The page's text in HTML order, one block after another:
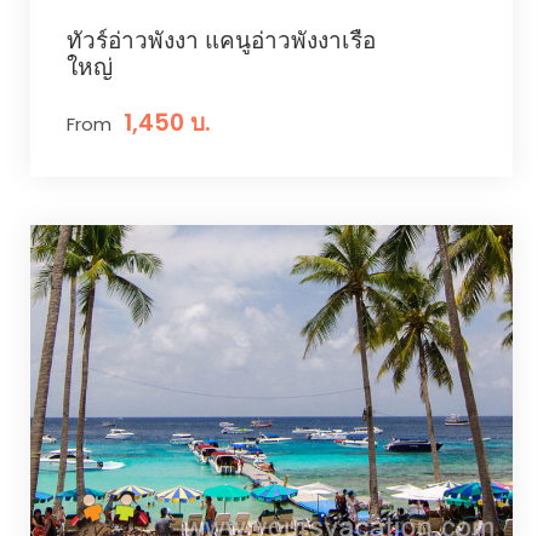
ทัวร์อ่าวพังงา แคนูอ่าวพังงาเรือ
ใหญ่
From 1,450 บ.